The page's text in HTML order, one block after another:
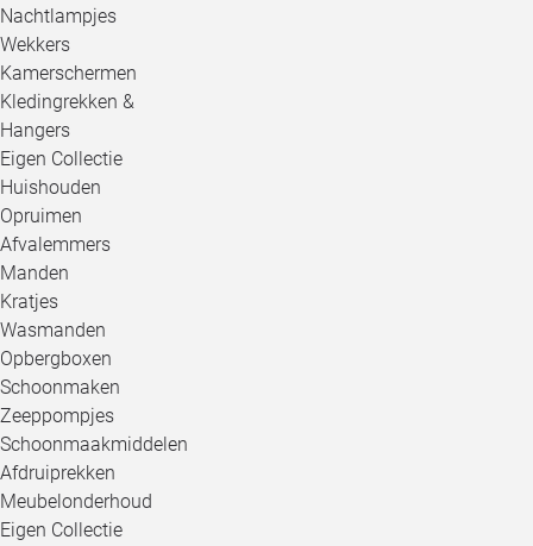
Nachtlampjes
Wekkers
Kamerschermen
Kledingrekken &
Hangers
Eigen Collectie
Huishouden
Opruimen
Afvalemmers
Manden
Kratjes
Wasmanden
Opbergboxen
Schoonmaken
Zeeppompjes
Schoonmaakmiddelen
Afdruiprekken
Meubelonderhoud
Eigen Collectie